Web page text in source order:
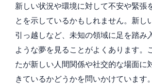
新しい状況や環境に対して不安や緊張
とを示しているかもしれません。新し
引っ越しなど、未知の領域に足を踏み
ような夢を見ることがよくあります。
たが新しい人間関係や社交的な場面に
きているかどうかを問いかけています。